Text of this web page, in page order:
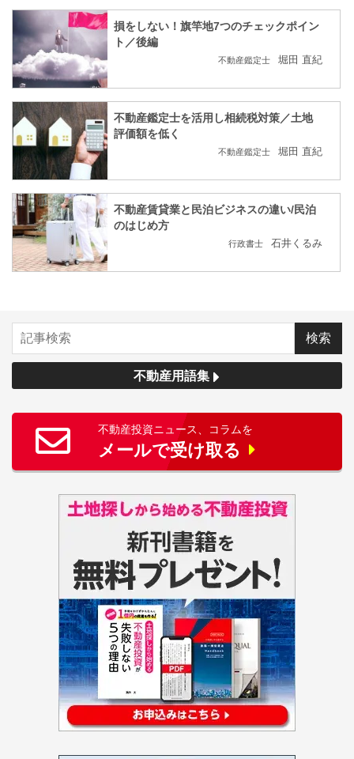
損をしない！旗竿地7つのチェックポイン
ト／後編
不動産鑑定士 堀田 直紀
不動産鑑定士を活用し相続税対策／土地
評価額を低く
不動産鑑定士 堀田 直紀
不動産賃貸業と民泊ビジネスの違い/民泊
のはじめ方
行政書士 石井くるみ
不動産用語集
不動産投資ニュース、コラムを
メールで受け取る